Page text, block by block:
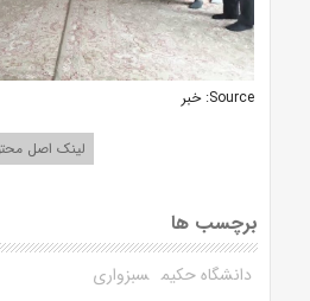
Source: خبر
لینک اصل
برچسب ها
دانشگاه حکیم سبزواری